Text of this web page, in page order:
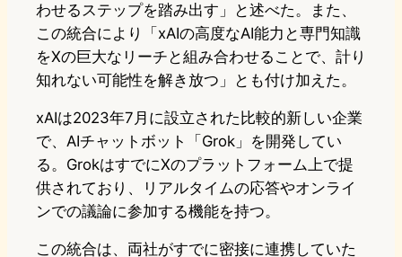
わせるステップを踏み出す」と述べた。また、
この統合により「xAIの高度なAI能力と専門知識
をXの巨大なリーチと組み合わせることで、計り
知れない可能性を解き放つ」とも付け加えた。
xAIは2023年7月に設立された比較的新しい企業
で、AIチャットボット「Grok」を開発してい
る。GrokはすでにXのプラットフォーム上で提
供されており、リアルタイムの応答やオンライ
ンでの議論に参加する機能を持つ。
この統合は、両社がすでに密接に連携していた